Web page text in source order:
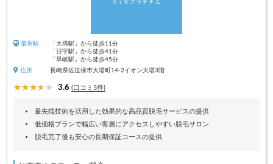
最寄駅
「大塔駅」から徒歩11分
「日宇駅」から徒歩41分
「早岐駅」から徒歩45分
住所
長崎県佐世保市大塔町14-2イオン大塔3階
3.6 (口コミ5件)
最先端技術を活用した効果的な高品質脱毛サービスの提供
低価格プランで幅広い客層にアクセスしやすい脱毛サロン
脱毛完了後も安心の長期保証コースの提供